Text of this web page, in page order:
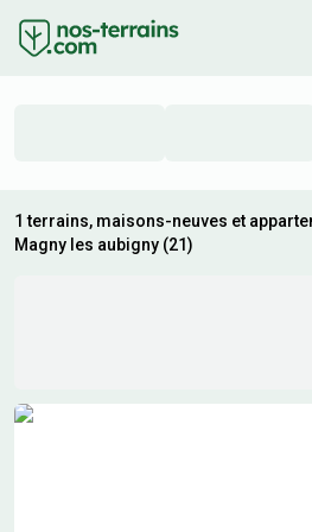
1 terrains, maisons-neuves et
Magny les aubigny (21)
Résultats de recherche